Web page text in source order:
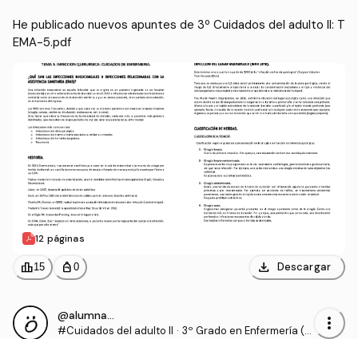
He publicado nuevos apuntes de 3º Cuidados del adulto II: T
EMA-5.pdf
12 páginas
leaderboard15 personal_bag 0 download Descargar
@alumnaOK
#Cuidados del adulto II · 3º Grado en Enfermería (U
more_vert